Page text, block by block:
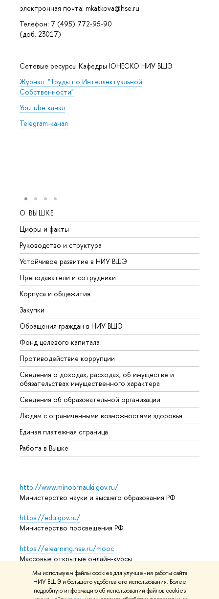
Мы используем файлы cookies для улучшения работы сайта
НИУ ВШЭ и большего удобства его использования. Более
подробную информацию об использовании файлов cookies
электронная почта: mkatkova@hse.ru
Телефон: 7 (495) 772-95-90
(доб. 23017)
Сетевые ресурсы Кафедры ЮНЕСКО НИУ ВШЭ
Журнал "Труды по Интеллектуальной
Собственности"
Youtube канал
Telegram-канал
О ВЫШКЕ
Цифры и факты
Руководство и структура
Устойчивое развитие в НИУ ВШЭ
Преподаватели и сотрудники
Корпуса и общежития
Закупки
Обращения граждан в НИУ ВШЭ
Фонд целевого капитала
Противодействие коррупции
Сведения о доходах, расходах, об имуществе и
обязательствах имущественного характера
Сведения об образовательной организации
Людям с ограниченными возможностями здоровья
Единая платежная страница
Работа в Вышке
http://www.minobrnauki.gov.ru/
Министерство науки и высшего образования РФ
https://edu.gov.ru/
Министерство просвещения РФ
https://elearning.hse.ru/mooc
Массовые открытые онлайн-курсы
© НИУ ВШЭ 1993–2026 Адреса и контактыУсловия